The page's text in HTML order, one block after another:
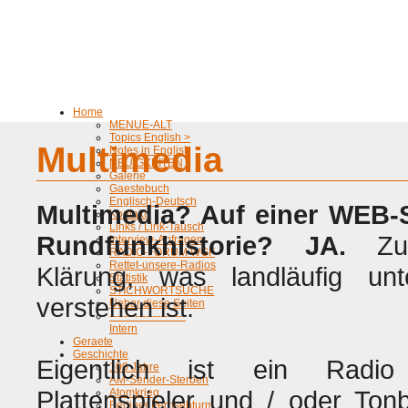
Home
MENUE-ALT
Topics English >
Notes in English
NEUIGKEITEN
Galerie
Gaestebuch
Englisch-Deutsch
Kontakt
Links / Link-Tausch
Interview-Anfragen
RADIO-FORUM WGF
Rettet-unsere-Radios
Statistik
STICHWORTSUCHE
Ueber diese Seiten
---------------------
Intern
Geraete
Geschichte
100 Jahre
AM-Sender-Sterben
Atomkrieg
Berliner Fernsehturm
Multimedia
Multimedia? Auf einer
Rundfunkhistorie? JA.
Klärung, was landläufig
verstehen ist.
Eigentlich ist ein Radio
Plattenspieler und / oder